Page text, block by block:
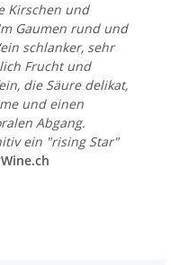
Kirschen und
Gaumen rund und
schlanker, sehr
Frucht und
die Säure delikat,
und einen
Abgang.
ein "rising Star"